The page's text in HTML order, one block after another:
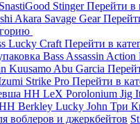
SnastiGood StingerПерейти в
Akara Savage Gear
Lucky Craft Перейти в
Bass Assassin Action
Kuusamo Abu Garcia
Strike Pro Перейти в
НН LeX Porolonium Jig
Berkley Lucky John Три
воблеров и джеркбейтов